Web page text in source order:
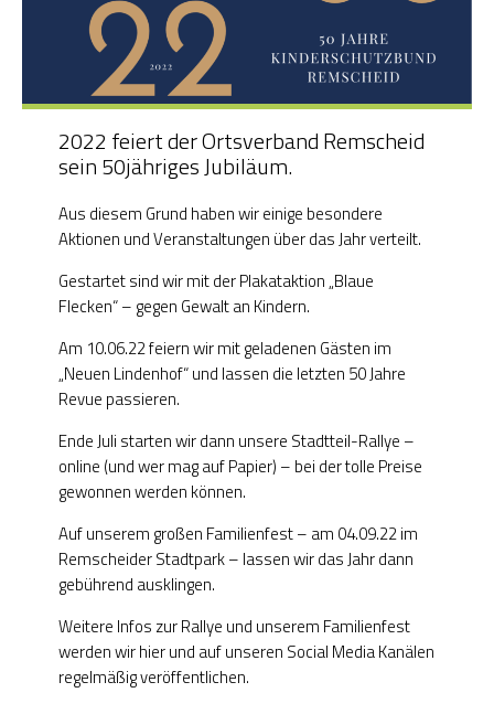
OGS Heinrich-Neumann-Schule
Fit für Kids – Elternkurse
Kinder im Blick – Elternkurse
Kleiderläden
2022 feiert der Ortsverband Remscheid
sein 50jähriges Jubiläum.
Aus diesem Grund haben wir einige besondere
Aktionen und Veranstaltungen über das Jahr verteilt.
Gestartet sind wir mit der Plakataktion „Blaue
Flecken“ – gegen Gewalt an Kindern.
Am 10.06.22 feiern wir mit geladenen Gästen im
„Neuen Lindenhof“ und lassen die letzten 50 Jahre
Revue passieren.
Ende Juli starten wir dann unsere Stadtteil-Rallye –
online (und wer mag auf Papier) – bei der tolle Preise
gewonnen werden können.
Auf unserem großen Familienfest – am 04.09.22 im
Remscheider Stadtpark – lassen wir das Jahr dann
gebührend ausklingen.
Weitere Infos zur Rallye und unserem Familienfest
werden wir hier und auf unseren Social Media Kanälen
regelmäßig veröffentlichen.